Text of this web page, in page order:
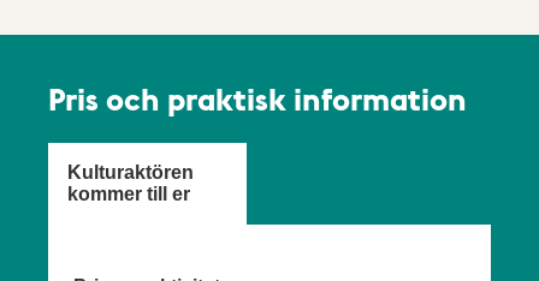
Pris och praktisk information
Kulturaktören
kommer till er